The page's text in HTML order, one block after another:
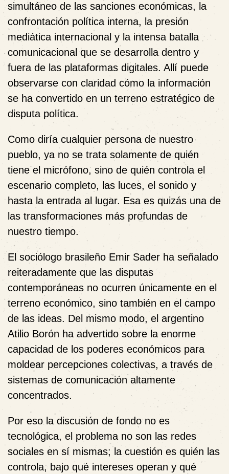
simultáneo de las sanciones económicas, la
confrontación política interna, la presión
mediática internacional y la intensa batalla
comunicacional que se desarrolla dentro y
fuera de las plataformas digitales. Allí puede
observarse con claridad cómo la información
se ha convertido en un terreno estratégico de
disputa política.
Como diría cualquier persona de nuestro
pueblo, ya no se trata solamente de quién
tiene el micrófono, sino de quién controla el
escenario completo, las luces, el sonido y
hasta la entrada al lugar. Esa es quizás una de
las transformaciones más profundas de
nuestro tiempo.
El sociólogo brasileño Emir Sader ha señalado
reiteradamente que las disputas
contemporáneas no ocurren únicamente en el
terreno económico, sino también en el campo
de las ideas. Del mismo modo, el argentino
Atilio Borón ha advertido sobre la enorme
capacidad de los poderes económicos para
moldear percepciones colectivas, a través de
sistemas de comunicación altamente
concentrados.
Por eso la discusión de fondo no es
tecnológica, el problema no son las redes
sociales en sí mismas; la cuestión es quién las
controla, bajo qué intereses operan y qué